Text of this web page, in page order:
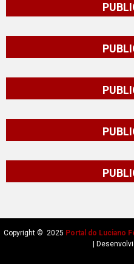
Copyright © 2025 Portal do Luciano
|